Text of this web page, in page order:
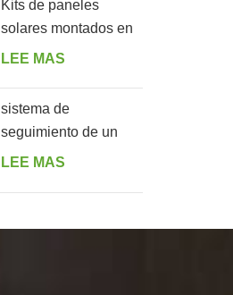
Kits de paneles
solares montados en
el suelo en forma de A
LEE MAS
sistema de
seguimiento de un
solo eje horizontal de
LEE MAS